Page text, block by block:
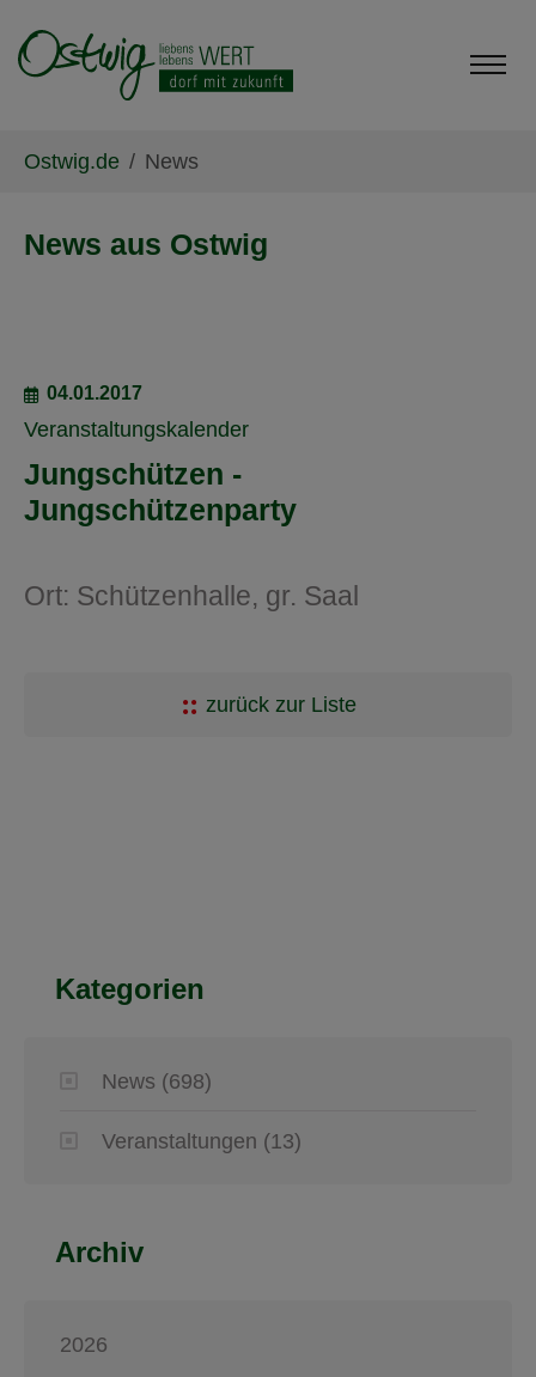
Ostwig.de News
News aus Ostwig
04.01.2017
Veranstaltungskalender
Jungschützen -
Jungschützenparty
Ort: Schützenhalle, gr. Saal
zurück zur Liste
Kategorien
News (698)
Veranstaltungen (13)
Archiv
2026